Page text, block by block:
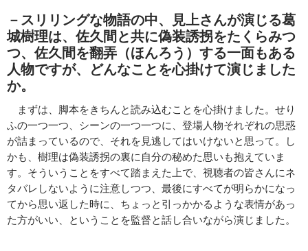
－スリリングな物語の中、見上さんが演じる葛
城樹理は、佐久間と共に偽装誘拐をたくらみつ
つ、佐久間を翻弄（ほんろう）する一面もある
人物ですが、どんなことを心掛けて演じました
か。
まずは、脚本をきちんと読み込むことを心掛けました。せり
ふの一つ一つ、シーンの一つ一つに、登場人物それぞれの思惑
が詰まっているので、それを見逃してはいけないと思って。し
かも、樹理は偽装誘拐の裏に自分の秘めた思いも抱えていま
す。そういうことをすべて踏まえた上で、視聴者の皆さんにネ
タバレしないように注意しつつ、最後にすべてが明らかになっ
てから思い返した時に、ちょっと引っかかるような表情があっ
た方がいい、ということを監督と話し合いながら演じました。